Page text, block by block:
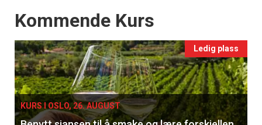
Events
Kommende Kurs
Ledig plass
KURS I OSLO, 26. AUGUST